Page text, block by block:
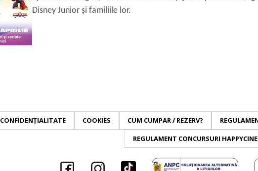
Disney Junior și familiile lor.
CONFIDENȚIALITATE COOKIES CUM CUMPAR / REZERV?
REGULAMENT CONCURSURI